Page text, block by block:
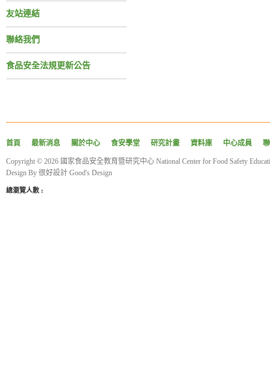
友站連結
聯絡我們
食品安全法規更新公告
首頁 最新消息 關於中心 食安學堂 研究計畫 資料庫 中心成員
Copyright © 2026 國家食品安全教育暨研究中心 National Center for Food Safety
Design By 很好設計 Good's Design
總瀏覽人數 :